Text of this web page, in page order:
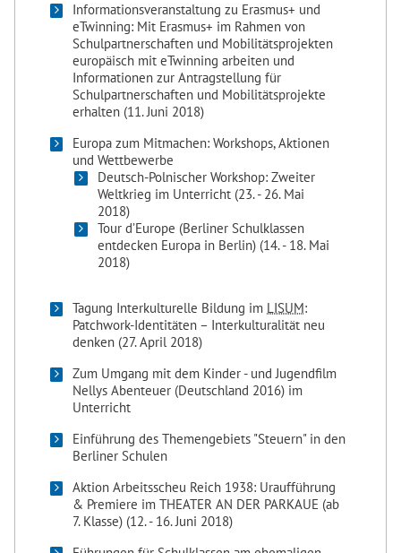
Informationsveranstaltung zu Erasmus+ und
eTwinning: Mit Erasmus+ im Rahmen von
Schulpartnerschaften und Mobilitätsprojekten
europäisch mit eTwinning arbeiten und
Informationen zur Antragstellung für
Schulpartnerschaften und Mobilitätsprojekte
erhalten (11. Juni 2018)
Europa zum Mitmachen: Workshops, Aktionen
und Wettbewerbe
Deutsch-Polnischer Workshop: Zweiter
Weltkrieg im Unterricht (23. - 26. Mai
2018)
Tour d’Europe (Berliner Schulklassen
entdecken Europa in Berlin) (14. - 18. Mai
2018)
Tagung Interkulturelle Bildung im LISUM:
Patchwork-Identitäten – Interkulturalität neu
denken (27. April 2018)
Zum Umgang mit dem Kinder - und Jugendfilm
Nellys Abenteuer (Deutschland 2016) im
Unterricht
Einführung des Themengebiets "Steuern" in den
Berliner Schulen
Aktion Arbeitsscheu Reich 1938: Uraufführung
& Premiere im THEATER AN DER PARKAUE (ab
7. Klasse) (12. - 16. Juni 2018)